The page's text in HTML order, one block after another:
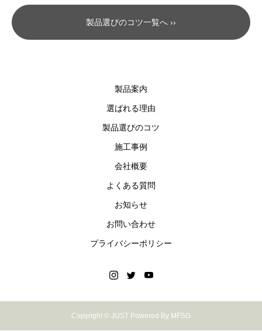
製品選びのコツ一覧へ ››
製品案内
選ばれる理由
製品選びのコツ
施工事例
会社概要
よくある質問
お知らせ
お問い合わせ
プライバシーポリシー
Copyright © JUST Powered By MFSG